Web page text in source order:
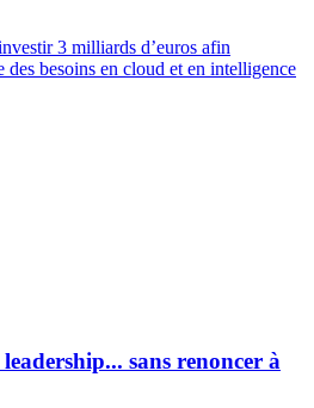
3 milliards d’euros afin
des besoins en cloud et en intelligence
sans renoncer à